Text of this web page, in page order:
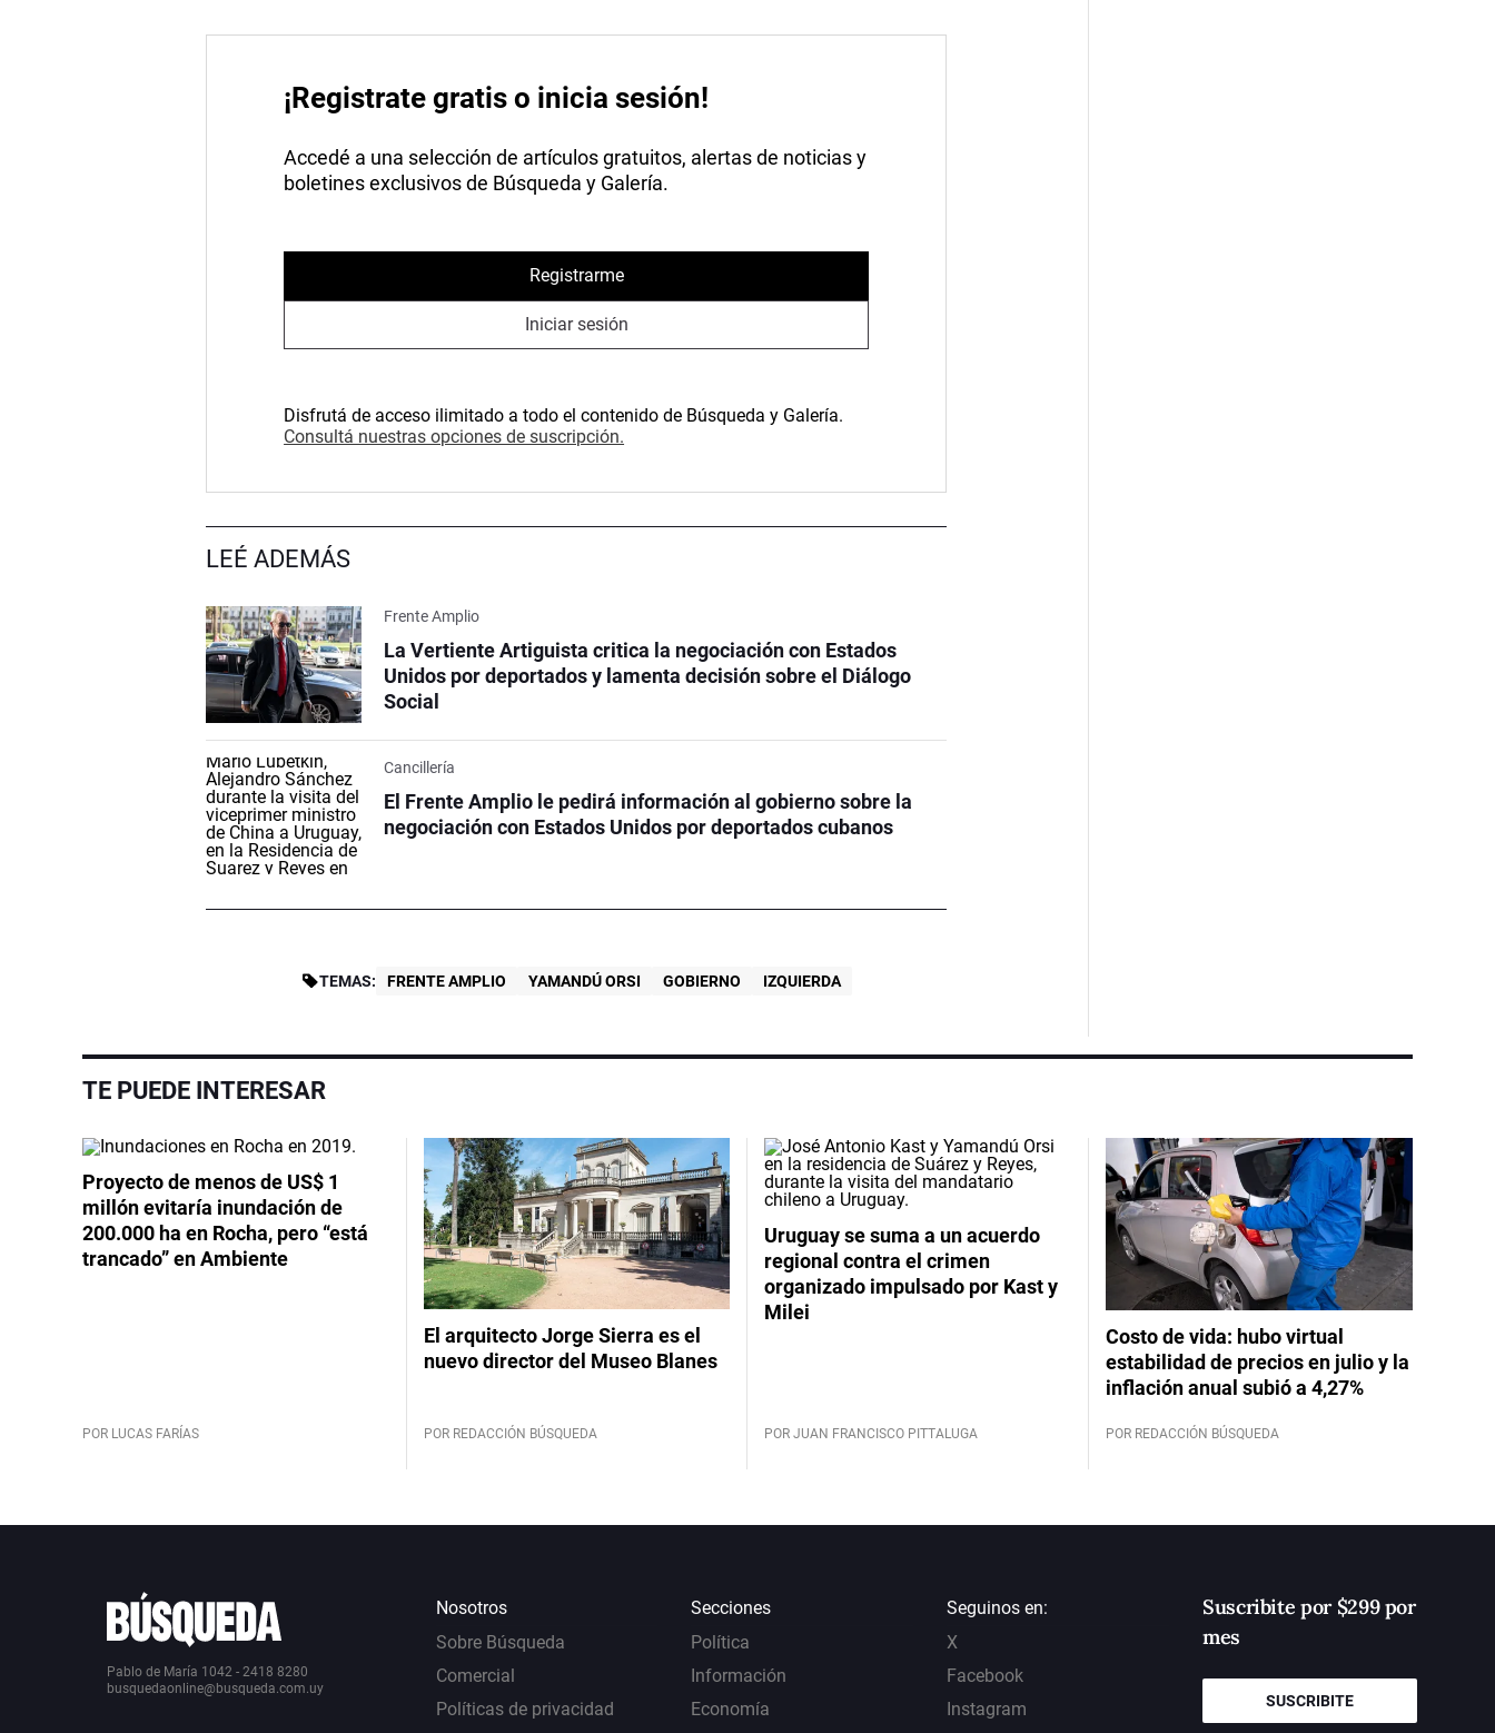
¡Registrate gratis o inicia sesión!
Accedé a una selección de artículos gratuitos, alertas de noticias y
boletines exclusivos de Búsqueda y Galería.
Registrarme
Iniciar sesión
Disfrutá de acceso ilimitado a todo el contenido de Búsqueda y Galería.
Consultá nuestras opciones de suscripción.
LEÉ ADEMÁS
Frente Amplio
La Vertiente Artiguista critica la negociación con Estados
Unidos por deportados y lamenta decisión sobre el Diálogo
Social
Cancillería
El Frente Amplio le pedirá información al gobierno sobre la
negociación con Estados Unidos por deportados cubanos
TEMAS: FRENTE AMPLIO YAMANDÚ ORSI GOBIERNO IZQUIERDA
TE PUEDE INTERESAR
Proyecto de menos de US$ 1
millón evitaría inundación de
200.000 ha en Rocha, pero “está
trancado” en Ambiente
POR LUCAS FARÍAS
El arquitecto Jorge Sierra es el
nuevo director del Museo Blanes
POR REDACCIÓN BÚSQUEDA
Uruguay se suma a un acuerdo
regional contra el crimen
organizado impulsado por Kast y
Milei
POR JUAN FRANCISCO PITTALUGA
Costo de vida: hubo virtual
estabilidad de precios en julio y la
inflación anual subió a 4,27%
POR REDACCIÓN BÚSQUEDA
Pablo de María 1042 - 2418 8280
busquedaonline@busqueda.com.uy
Nosotros
Sobre Búsqueda
Comercial
Políticas de privacidad
Secciones
Política
Información
Economía
Seguinos en:
X
Facebook
Instagram
Suscribite por $299 por
mes
SUSCRIBITE